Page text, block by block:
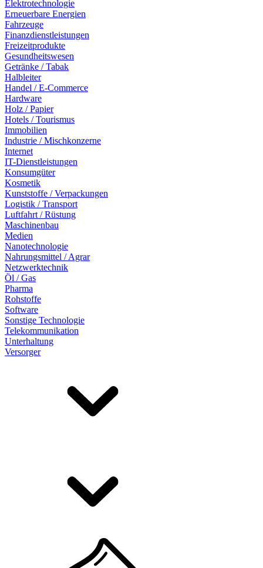
Elektrotechnologie
Erneuerbare Energien
Fahrzeuge
Finanzdienstleistungen
Freizeitprodukte
Gesundheitswesen
Getränke / Tabak
Halbleiter
Handel / E-Commerce
Hardware
Holz / Papier
Hotels / Tourismus
Immobilien
Industrie / Mischkonzerne
Internet
IT-Dienstleistungen
Konsumgüter
Kosmetik
Kunststoffe / Verpackungen
Logistik / Transport
Luftfahrt / Rüstung
Maschinenbau
Medien
Nanotechnologie
Nahrungsmittel / Agrar
Netzwerktechnik
Öl / Gas
Pharma
Rohstoffe
Software
Sonstige Technologie
Telekommunikation
Unterhaltung
Versorger